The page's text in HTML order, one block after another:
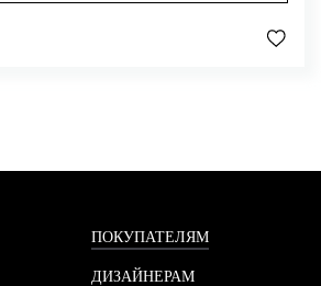
ПОКУПАТЕЛЯМ
ДИЗАЙНЕРАМ